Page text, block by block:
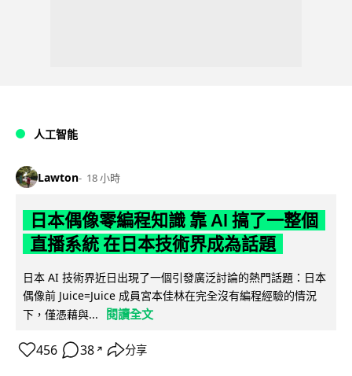
人工智能
Lawton 18 小時
日本偶像零編程知識 靠 AI 搞了一整個
直播系統 在日本技術界成為話題
日本 AI 技術界近日出現了一個引發廣泛討論的熱門話題：日本
偶像前 Juice=Juice 成員宮本佳林在完全沒有編程經驗的情況
下，僅憑藉與...
閱讀全文
456 38 ↗ 分享